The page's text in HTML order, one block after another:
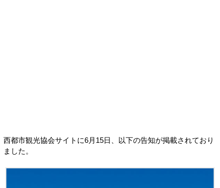
西都市観光協会サイトに6月15日、以下の告知が掲載されており
ました。